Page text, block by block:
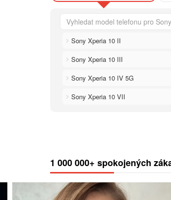
Sony Xperia 10 II
Sony Xperia 10 III
Sony Xperia 10 IV 5G
Sony Xperia 10 VII
1 000 000+ spokojených